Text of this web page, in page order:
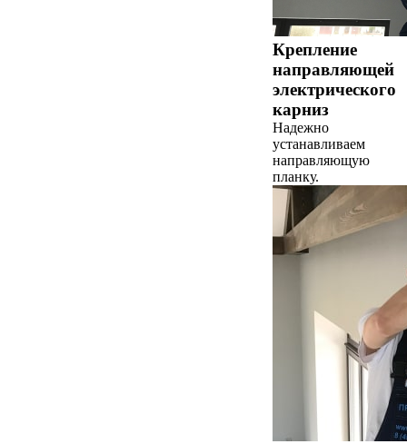
Крепление
направляющей
электрического
карниз
Надежно
устанавливаем
направляющую
планку.